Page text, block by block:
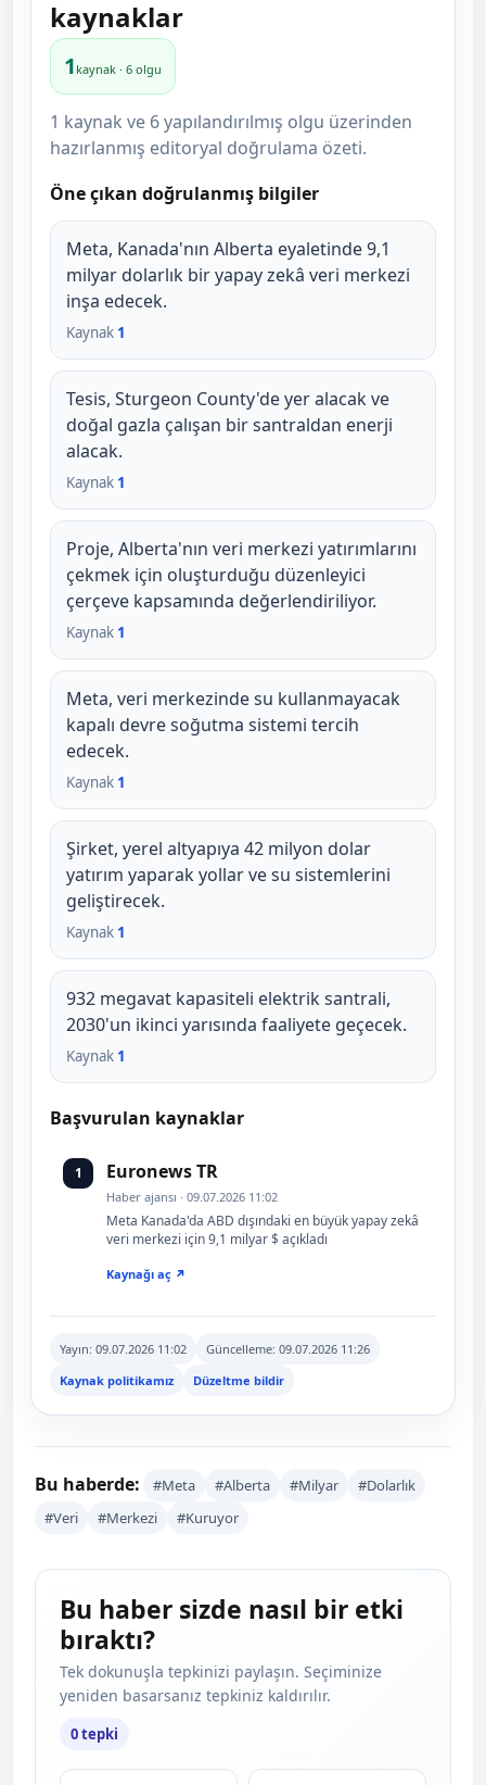
kaynaklar
1 kaynak · 6 olgu
1 kaynak ve 6 yapılandırılmış olgu üzerinden
hazırlanmış editoryal doğrulama özeti.
Öne çıkan doğrulanmış bilgiler
Meta, Kanada'nın Alberta eyaletinde 9,1
milyar dolarlık bir yapay zekâ veri merkezi
inşa edecek.
Kaynak 1
Tesis, Sturgeon County'de yer alacak ve
doğal gazla çalışan bir santraldan enerji
alacak.
Kaynak 1
Proje, Alberta'nın veri merkezi yatırımlarını
çekmek için oluşturduğu düzenleyici
çerçeve kapsamında değerlendiriliyor.
Kaynak 1
Meta, veri merkezinde su kullanmayacak
kapalı devre soğutma sistemi tercih
edecek.
Kaynak 1
Şirket, yerel altyapıya 42 milyon dolar
yatırım yaparak yollar ve su sistemlerini
geliştirecek.
Kaynak 1
932 megavat kapasiteli elektrik santrali,
2030'un ikinci yarısında faaliyete geçecek.
Kaynak 1
Başvurulan kaynaklar
1 Euronews TR
Haber ajansı · 09.07.2026 11:02
Meta Kanada'da ABD dışındaki en büyük yapay zekâ
veri merkezi için 9,1 milyar $ açıkladı
Kaynağı aç ↗
Yayın: 09.07.2026 11:02 Güncelleme: 09.07.2026 11:26
Kaynak politikamız
Düzeltme bildir
Bu haberde: #Meta #Alberta #Milyar
#Dolarlık
#Veri
#Merkezi #Kuruyor
Bu haber sizde nasıl bir etki
bıraktı?
Tek dokunuşla tepkinizi paylaşın. Seçiminize
yeniden basarsanız tepkiniz kaldırılır.
0 tepki